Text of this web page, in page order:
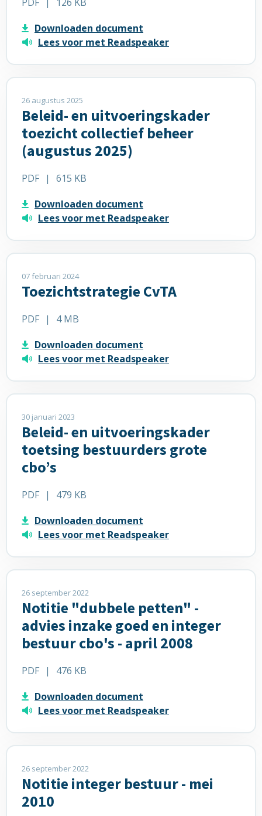
verwachten'
(augustus
2025)
Downloaden document
Lees voor met Readspeaker
(augustus
2025)
26 augustus 2025
Beleid- en uitvoeringskader
toezicht collectief beheer
(augustus 2025)
PDF |
615 KB
Downloaden document
Lees voor met Readspeaker
Lees
meer
over
Beleid-
uitvoeringskader
collectief
beheer
(augustus
2025)
07 februari 2024
Toezichtstrategie CvTA
PDF |
4 MB
Downloaden document
Lees voor met Readspeaker
Lees
meer
over
CvTA
30 januari 2023
Beleid- en uitvoeringskader
toetsing bestuurders grote
cbo’s
PDF |
479 KB
Downloaden document
Lees voor met Readspeaker
Lees
meer
over
Beleid-
uitvoeringskader
bestuurders
grote
cbo’s
26 september 2022
Notitie "dubbele petten" -
advies inzake goed en integer
bestuur cbo's - april 2008
PDF |
476 KB
Downloaden document
Lees voor met Readspeaker
Lees
meer
over
Notitie
"dubbele
petten"
advies
inzake
goed
integer
bestuur
april
2008
26 september 2022
Notitie integer bestuur - mei
2010
Lees
meer
over
Notitie
integer